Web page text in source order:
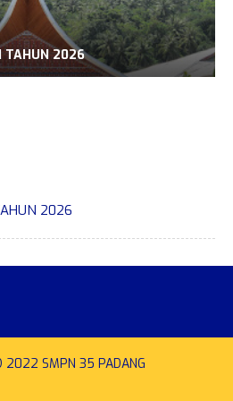
TAHUN 2026
2026
2022 SMPN 35 PADANG